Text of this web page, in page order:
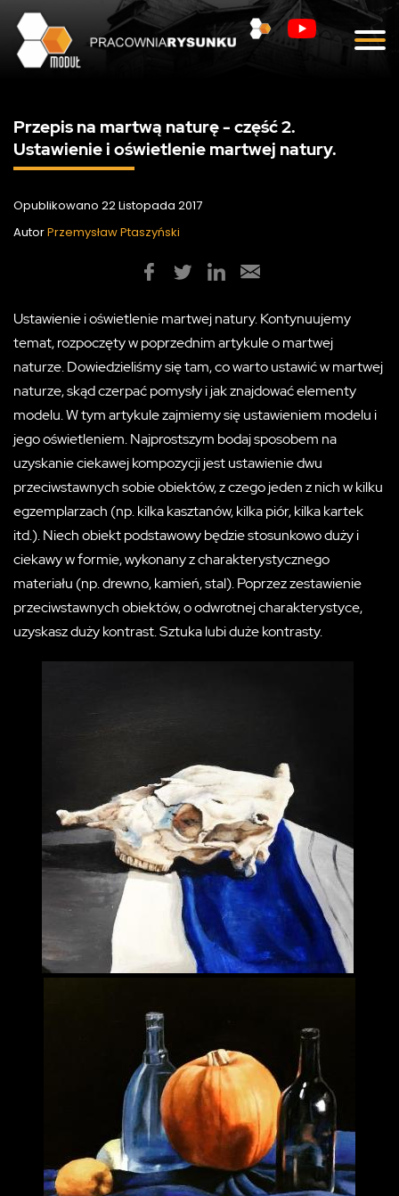
Kontakt
Przepis na martwą naturę - część 2.
Ustawienie i oświetlenie martwej natury.
Opublikowano 22 Listopada 2017
AutorPrzemysław Ptaszyński
Ustawienie i oświetlenie martwej natury. Kontynuujemy
temat, rozpoczęty w poprzednim artykule o martwej
naturze. Dowiedzieliśmy się tam, co warto ustawić w martwej
naturze, skąd czerpać pomysły i jak znajdować elementy
modelu. W tym artykule zajmiemy się ustawieniem modelu i
jego oświetleniem. Najprostszym bodaj sposobem na
uzyskanie ciekawej kompozycji jest ustawienie dwu
przeciwstawnych sobie obiektów, z czego jeden z nich w kilku
egzemplarzach (np. kilka kasztanów, kilka piór, kilka kartek
itd.). Niech obiekt podstawowy będzie stosunkowo duży i
ciekawy w formie, wykonany z charakterystycznego
materiału (np. drewno, kamień, stal). Poprzez zestawienie
przeciwstawnych obiektów, o odwrotnej charakterystyce,
uzyskasz duży kontrast. Sztuka lubi duże kontrasty.